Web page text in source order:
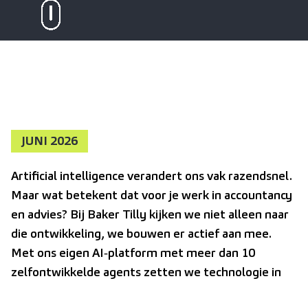
JUNI 2026
Artificial intelligence verandert ons vak razendsnel.
Maar wat betekent dat voor je werk in accountancy
en advies? Bij Baker Tilly kijken we niet alleen naar
die ontwikkeling, we bouwen er actief aan mee.
Met ons eigen AI‑platform met meer dan 10
zelfontwikkelde agents zetten we technologie in